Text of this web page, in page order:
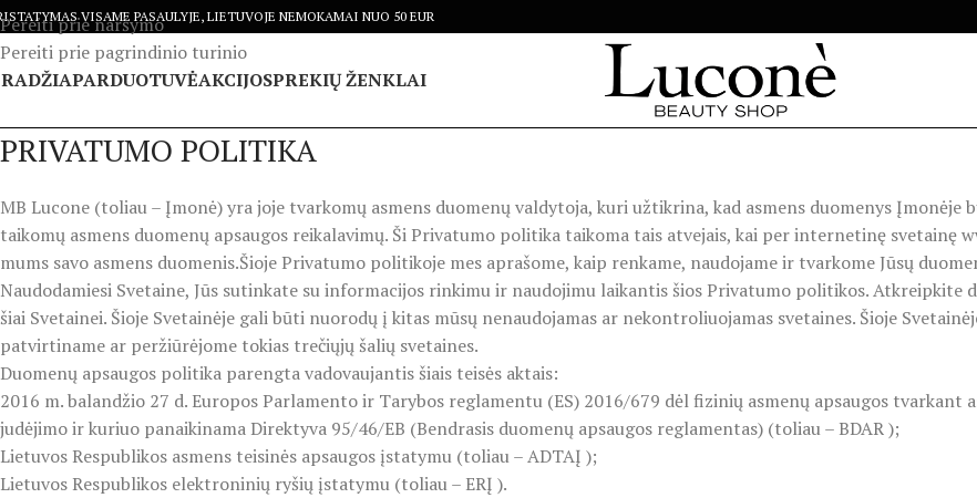
Pereiti prie naršymo
Pereiti prie pagrindinio turinio
VISAME PASAULYJE, LIETUVOJE NEMOKAMAI NUO 50 EUR
PARDUOTUVĖAKCIJOSPREKIŲ ŽENKLAI
PRIVATUMO POLITIKA
MB Lucone (toliau – Įmonė) yra joje tvarkomų asmens duomenų valdytoja, kuri užtikrina, kad asmens duomenys
taikomų asmens duomenų apsaugos reikalavimų. Ši Privatumo politika taikoma tais atvejais, kai per internetinę svetainę
mums savo asmens duomenis.Šioje Privatumo politikoje mes aprašome, kaip renkame, naudojame ir tvarkome Jūsų
Naudodamiesi Svetaine, Jūs sutinkate su informacijos rinkimu ir naudojimu laikantis šios Privatumo politikos. Atkreipkite
šiai Svetainei. Šioje Svetainėje gali būti nuorodų į kitas mūsų nenaudojamas ar nekontroliuojamas svetaines. Šioje
patvirtiname ar peržiūrėjome tokias trečiųjų šalių svetaines.
Duomenų apsaugos politika parengta vadovaujantis šiais teisės aktais:
2016 m. balandžio 27 d. Europos Parlamento ir Tarybos reglamentu (ES) 2016/679 dėl fizinių asmenų apsaugos tvarkant
judėjimo ir kuriuo panaikinama Direktyva 95/46/EB (Bendrasis duomenų apsaugos reglamentas) (toliau – BDAR );
Lietuvos Respublikos asmens teisinės apsaugos įstatymu (toliau – ADTAĮ );
Lietuvos Respublikos elektroninių ryšių įstatymu (toliau – ERĮ ).